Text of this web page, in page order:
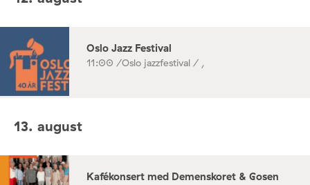
Oslo Jazz Festival
11:00 /Oslo jazzfestival / ,
13. august
Kafékonsert med Demenskoret & Gosen